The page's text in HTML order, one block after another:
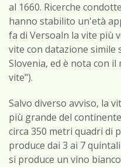
al 1660. Ricerche
hanno stabilito un'età
fa di Versoaln la vite più
vite con datazione
Slovenia, ed è nota con
vite").
Salvo diverso avviso, la
più grande del
circa 350 metri quadri di
produce dai 3 ai 7
si produce un vino